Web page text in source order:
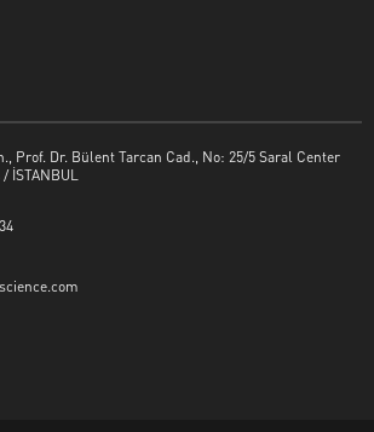
Prof. Dr. Bülent Tarcan Cad., No: 25/5 Saral Center
İSTANBUL
Cevap Yaz